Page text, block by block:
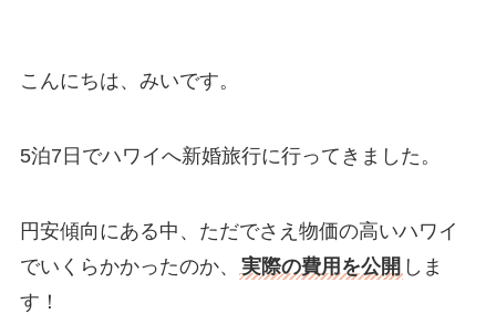
こんにちは、みいです。
5泊7日でハワイへ新婚旅行に行ってきました。
円安傾向にある中、ただでさえ物価の高いハワイ
でいくらかかったのか、
実際の費用を公開 しま
す！